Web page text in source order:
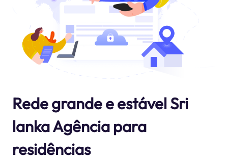
Rede grande e estável Sri
lanka Agência para
residências